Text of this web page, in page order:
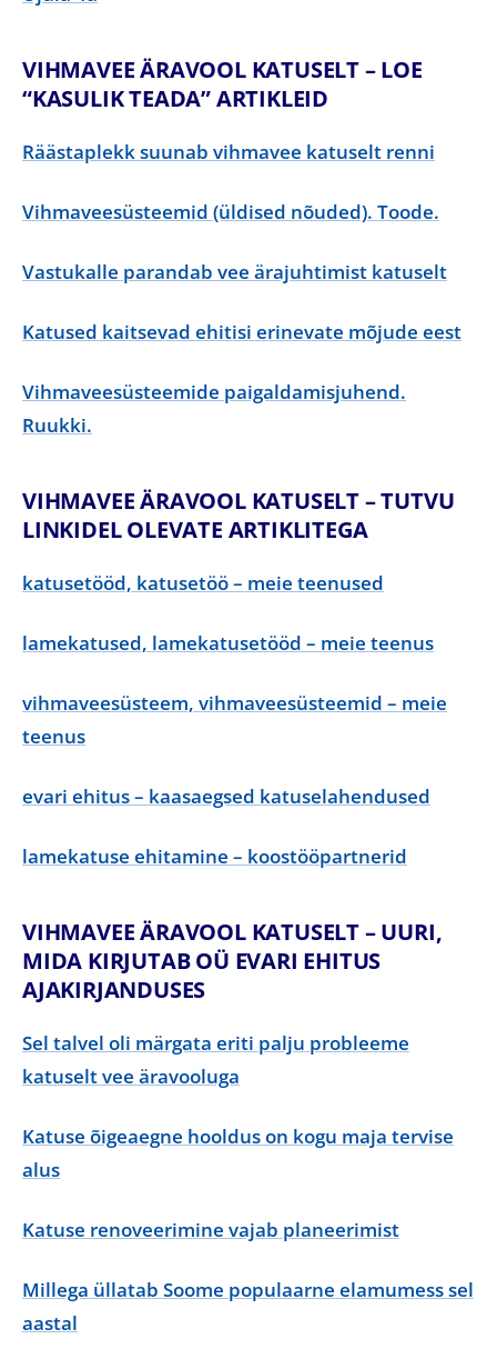
VIHMAVEE ÄRAVOOL KATUSELT – LOE
“KASULIK TEADA” ARTIKLEID
Räästaplekk suunab vihmavee katuselt renni
Vihmaveesüsteemid (üldised nõuded). Toode.
Vastukalle parandab vee ärajuhtimist katuselt
Katused kaitsevad ehitisi erinevate mõjude eest
Vihmaveesüsteemide paigaldamisjuhend.
Ruukki.
VIHMAVEE ÄRAVOOL KATUSELT – TUTVU
LINKIDEL OLEVATE ARTIKLITEGA
katusetööd, katusetöö – meie teenused
lamekatused, lamekatusetööd – meie teenus
vihmaveesüsteem, vihmaveesüsteemid – meie
teenus
evari ehitus – kaasaegsed katuselahendused
lamekatuse ehitamine – koostööpartnerid
VIHMAVEE ÄRAVOOL KATUSELT – UURI,
MIDA KIRJUTAB OÜ EVARI EHITUS
AJAKIRJANDUSES
Sel talvel oli märgata eriti palju probleeme
katuselt vee äravooluga
Katuse õigeaegne hooldus on kogu maja tervise
alus
Katuse renoveerimine vajab planeerimist
Millega üllatab Soome populaarne elamumess sel
aastal